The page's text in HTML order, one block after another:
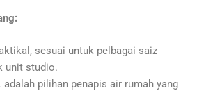
sesuai untuk pelbagai saiz
unit studio.
adalah pilihan penapis air rumah yang